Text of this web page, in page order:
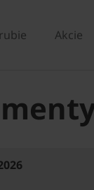
Akcie